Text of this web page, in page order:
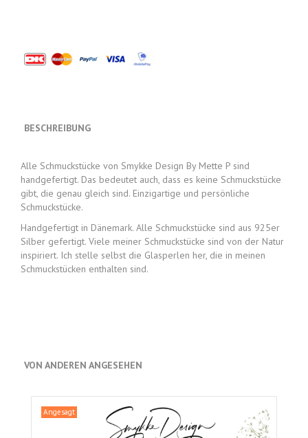
BESCHREIBUNG
Alle Schmuckstücke von Smykke Design By Mette P sind
handgefertigt. Das bedeutet auch, dass es keine Schmuckstücke
gibt, die genau gleich sind. Einzigartige und persönliche
Schmuckstücke.
Handgefertigt in Dänemark. Alle Schmuckstücke sind aus 925er
Silber gefertigt. Viele meiner Schmuckstücke sind von der Natur
inspiriert. Ich stelle selbst die Glasperlen her, die in meinen
Schmuckstücken enthalten sind.
VON ANDEREN ANGESEHEN
Angesagt